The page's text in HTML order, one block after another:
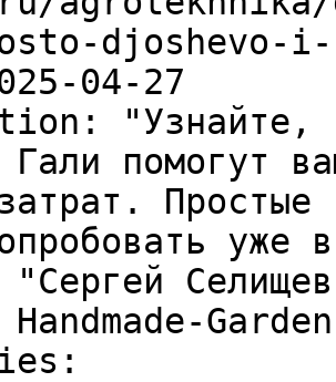
djoshevo-i-
04-27
"Узнайте,
Гали помогут
уже
Handmade-